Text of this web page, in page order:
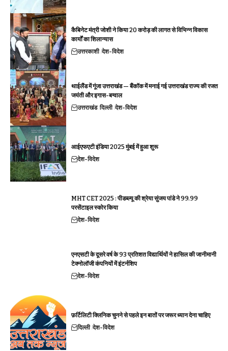
कैबिनेट मंत्री जोशी ने किया 20 करोड़ की लागत से विभिन्न विकास
कार्यों का शिलान्यास
उत्तरकाशी देश-विदेश
थाईलैंड में गूंजा उत्तराखंड — बैंकॉक में मनाई गई उत्तराखंड राज्य की रजत
जयंती और इगास-बग्वाल
उत्तराखंड दिल्ली देश-विदेश
आईएफएटी इंडिया 2025 मुंबई में हुआ शुरू
देश-विदेश
MHT CET 2025 : पीडब्ल्यू की श्रेया सुंजय पांडे ने 99.99
परसेंटाइल स्कोर किया
देश-विदेश
एनएसटी के दूसरे वर्ष के 93 प्रतिशत विद्यार्थियों ने हासिल की जानीमानी
टेक्नोलॉजी कंपनियों में इंटर्नशिप
देश-विदेश
फ़र्टिलिटी क्लिनिक चुनने से पहले इन बातों पर जरूर ध्यान देना चाहिए
दिल्ली देश-विदेश